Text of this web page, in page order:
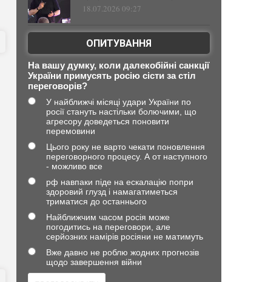
18.07.2026 09:27
ОПИТУВАННЯ
На вашу думку, коли далекобійні санкції
України примусять росію сісти за стіл
переговорів?
У найближчі місяці удари України по
росії стануть настільки болючими, що
агресору доведеться поновити
перемовини
Цього року не варто чекати поновлення
переговорного процесу. А от наступного
- можливо все
рф навпаки піде на ескалацію попри
здоровий глузд і намагатиметься
триматися до останнього
Найближчим часом росія може
погодитись на переговори, але
серйозних намірів росіяни не матимуть
Вже давно не роблю жодних прогнозів
щодо завершення війни